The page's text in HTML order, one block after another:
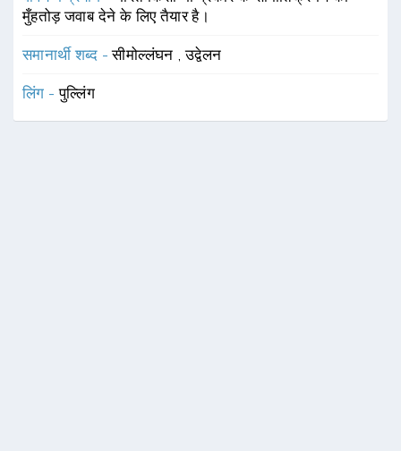
मुँहतोड़ जवाब देने के लिए तैयार है।
समानार्थी शब्द -सीमोल्लंघन ,उद्वेलन
लिंग -पुल्लिंग